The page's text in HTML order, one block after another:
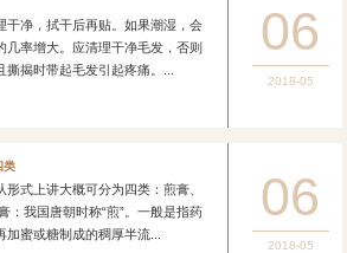
干净，拭干后再贴。如果潮湿，会
几率增大。应清理干净毛发，否则
揭时带起毛发引起疼痛。...
06
2018-05
类
式上讲大概可分为四类：煎膏、
：我国唐朝时称“煎”。一般是指药
蜜或糖制成的稠厚半流...
06
2018-05